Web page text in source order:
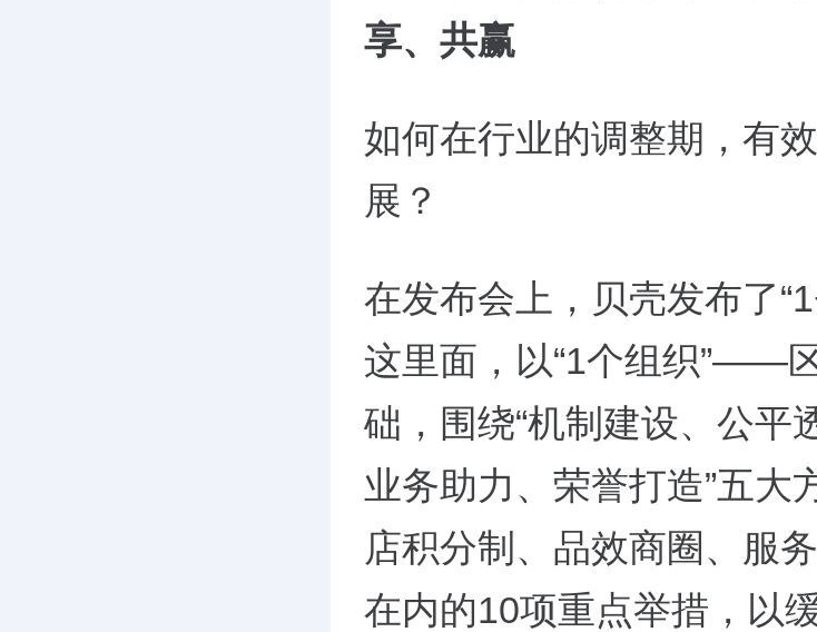
享、共赢
如何在行业的调整期，有
展？
在发布会上，贝壳发布了
这里面，以“1个组织”——
础，围绕“机制建设、公平
业务助力、荣誉打造”五大
店积分制、品效商圈、服
在内的10项重点举措，以